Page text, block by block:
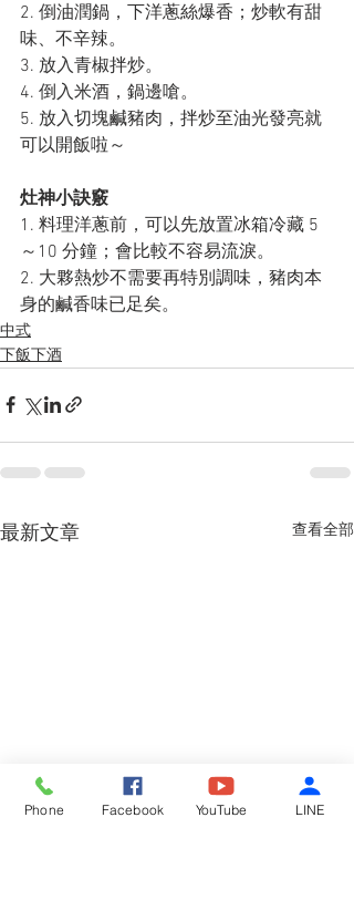
2. 倒油潤鍋，下洋蔥絲爆香；炒軟有甜
味、不辛辣。
3. 放入青椒拌炒。
4. 倒入米酒，鍋邊嗆。
5. 放入切塊鹹豬肉，拌炒至油光發亮就
可以開飯啦～
灶神小訣竅
1. 料理洋蔥前，可以先放置冰箱冷藏 5
～10 分鐘；會比較不容易流淚。
2. 大夥熱炒不需要再特別調味，豬肉本
身的鹹香味已足矣。
中式
下飯下酒
最新文章 查看全部
Phone Facebook YouTube LINE